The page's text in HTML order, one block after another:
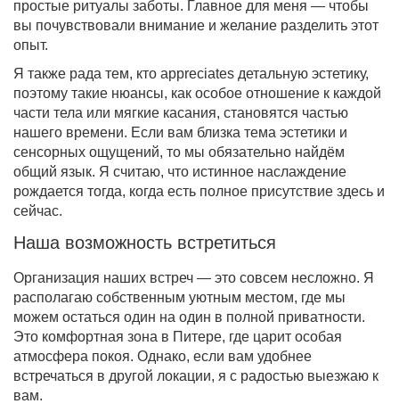
простые ритуалы заботы. Главное для меня — чтобы
вы почувствовали внимание и желание разделить этот
опыт.
Я также рада тем, кто appreciates детальную эстетику,
поэтому такие нюансы, как особое отношение к каждой
части тела или мягкие касания, становятся частью
нашего времени. Если вам близка тема эстетики и
сенсорных ощущений, то мы обязательно найдём
общий язык. Я считаю, что истинное наслаждение
рождается тогда, когда есть полное присутствие здесь и
сейчас.
Наша возможность встретиться
Организация наших встреч — это совсем несложно. Я
располагаю собственным уютным местом, где мы
можем остаться один на один в полной приватности.
Это комфортная зона в Питере, где царит особая
атмосфера покоя. Однако, если вам удобнее
встречаться в другой локации, я с радостью выезжаю к
вам.